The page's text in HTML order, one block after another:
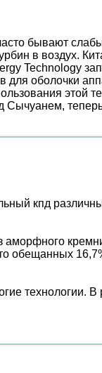
бывают
в воздух.
Technology
для оболочки
этой
Сычуанем,
кпд
аморфного
обещанных
технологии.